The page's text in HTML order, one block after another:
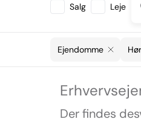
Salg Leje
Ejendomme
Der findes